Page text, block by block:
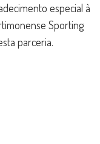
especial à
Sporting
parceria.